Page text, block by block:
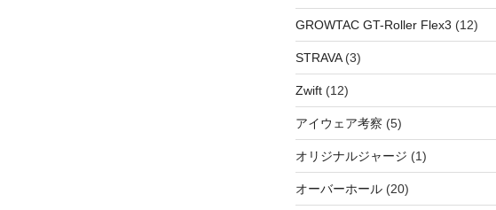
GROWTAC GT-Roller Flex3 (12)
STRAVA(3)
Zwift(12)
アイウェア考察 (5)
オリジナルジャージ (1)
オーバーホール(20)